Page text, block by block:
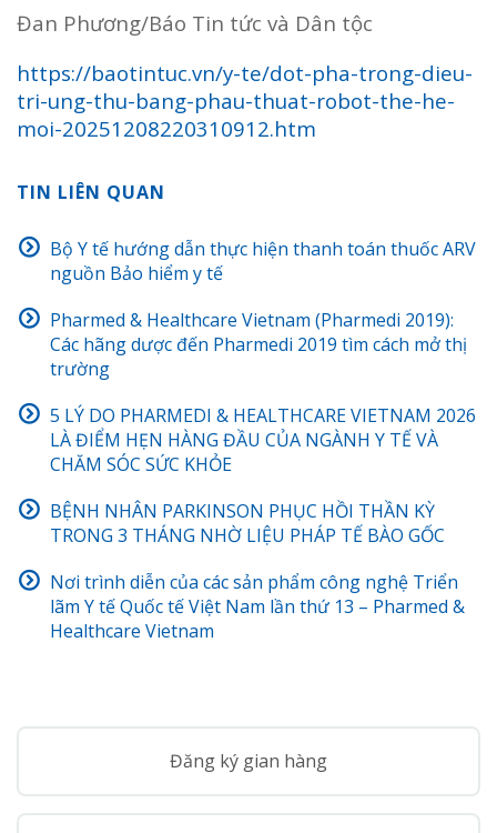
Đan Phương/Báo Tin tức và Dân tộc
https://baotintuc.vn/y-te/dot-pha-trong-dieu-
tri-ung-thu-bang-phau-thuat-robot-the-he-
moi-20251208220310912.htm
TIN LIÊN QUAN
Bộ Y tế hướng dẫn thực hiện thanh toán thuốc ARV
nguồn Bảo hiểm y tế
Pharmed & Healthcare Vietnam (Pharmedi 2019):
Các hãng dược đến Pharmedi 2019 tìm cách mở thị
trường
5 LÝ DO PHARMEDI & HEALTHCARE VIETNAM 2026
LÀ ĐIỂM HẸN HÀNG ĐẦU CỦA NGÀNH Y TẾ VÀ
CHĂM SÓC SỨC KHỎE
BỆNH NHÂN PARKINSON PHỤC HỒI THẦN KỲ
TRONG 3 THÁNG NHỜ LIỆU PHÁP TẾ BÀO GỐC
Nơi trình diễn của các sản phẩm công nghệ Triển
lãm Y tế Quốc tế Việt Nam lần thứ 13 – Pharmed &
Healthcare Vietnam
Đăng ký gian hàng